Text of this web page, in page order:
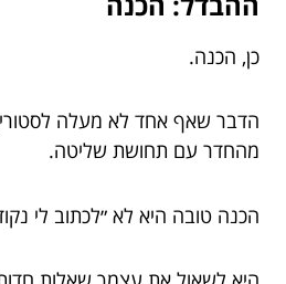
כן, הכנה.
הדבר שאף אחד לא מעלה לסטורי,
מהחדר עם תחושת שליטה.
הכנה טובה היא לא ״לכתוב לי